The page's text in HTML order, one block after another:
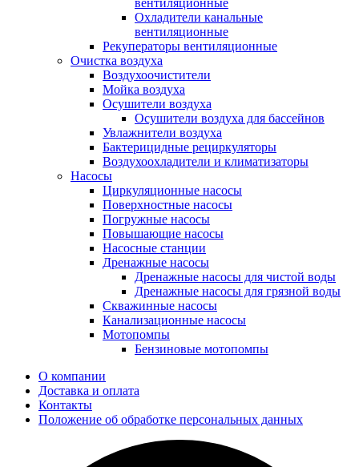
Охладители канальные
вентиляционные
Рекуператоры вентиляционные
Очистка воздуха
Воздухоочистители
Мойка воздуха
Осушители воздуха
Осушители воздуха для бассейнов
Увлажнители воздуха
Бактерицидные рециркуляторы
Воздухоохладители и климатизаторы
Насосы
Циркуляционные насосы
Поверхностные насосы
Погружные насосы
Повышающие насосы
Насосные станции
Дренажные насосы
Дренажные насосы для чистой воды
Дренажные насосы для грязной воды
Скважинные насосы
Канализационные насосы
Мотопомпы
Бензиновые мотопомпы
О компании
Доставка и оплата
Контакты
Положение об обработке персональных данных